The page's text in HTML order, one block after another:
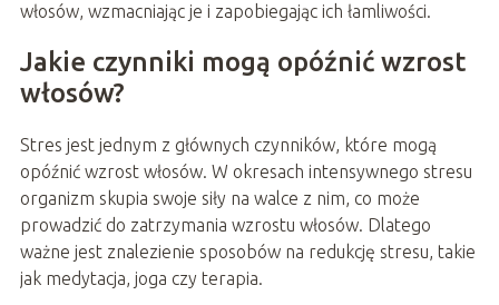
włosów, wzmacniając je i zapobiegając ich łamliwości.
Jakie czynniki mogą opóźnić wzrost
włosów?
Stres jest jednym z głównych czynników, które mogą
opóźnić wzrost włosów. W okresach intensywnego stresu
organizm skupia swoje siły na walce z nim, co może
prowadzić do zatrzymania wzrostu włosów. Dlatego
ważne jest znalezienie sposobów na redukcję stresu, takie
jak medytacja, joga czy terapia.